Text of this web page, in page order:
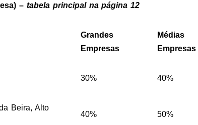
– tabela principal na página 12
Grandes
Empresas
Médias
Empresas
30% 40%
Beira, Alto
40% 50%